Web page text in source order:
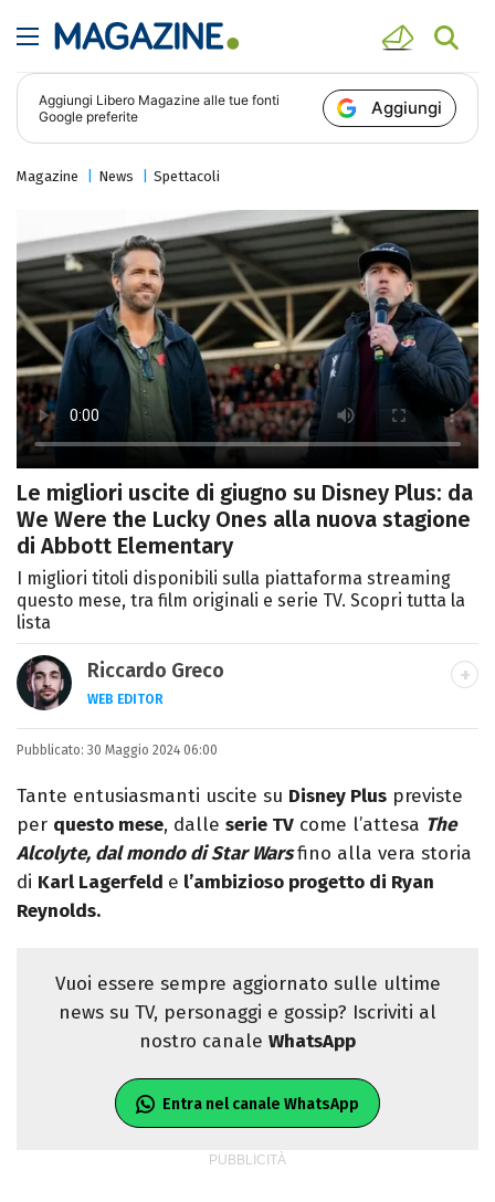
Aggiungi Libero Magazine alle tue fonti
Google preferite
Aggiungi
Magazine News Spettacoli
Le migliori uscite di giugno su Disney Plus: da
We Were the Lucky Ones alla nuova stagione
di Abbott Elementary
I migliori titoli disponibili sulla piattaforma streaming
questo mese, tra film originali e serie TV. Scopri tutta la
lista
Riccardo Greco
WEB EDITOR
LINKEDIN
Si avvicina all'editoria studiando all'IED
come Fashion Editor. Si specializza poi in
Comunicazione digitale, Giornalismo e
Nuovi media presso La Sapienza,
collaborando con alcune testate ed uffici
stampa.
Pubblicato: 30 Maggio 2024 06:00
Tante entusiasmanti uscite su Disney Plus previste
per questo mese, dalle serie TV come l’attesa The
Alcolyte, dal mondo di Star Warsfino alla vera storia
di Karl Lagerfeld e l’ambizioso progetto di Ryan
Reynolds.
Vuoi essere sempre aggiornato sulle ultime
news su TV, personaggi e gossip? Iscriviti al
nostro canale WhatsApp
Entra nel canale WhatsApp